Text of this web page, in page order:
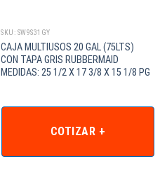
SKU: SW9S31GY
CAJA MULTIUSOS 20 GAL (75LTS)
CON TAPA GRIS RUBBERMAID
MEDIDAS: 25 1/2 X 17 3/8 X 15 1/8 PG
COTIZAR +